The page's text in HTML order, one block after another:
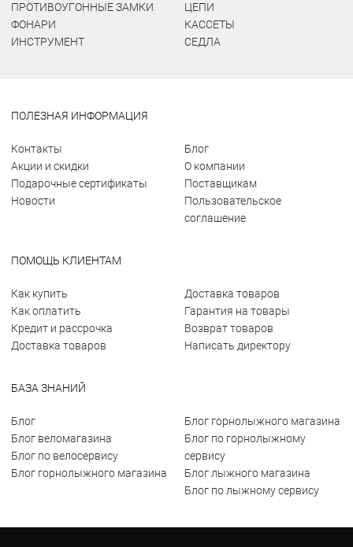
ПРОТИВОУГОННЫЕ ЗАМКИ
ФОНАРИ
ИНСТРУМЕНТ
ЦЕПИ
КАССЕТЫ
СЕДЛА
ПОЛЕЗНАЯ ИНФОРМАЦИЯ
Контакты
Акции и скидки
Подарочные сертификаты
Новости
Блог
О компании
Поставщикам
Пользовательское
соглашение
ПОМОЩЬ КЛИЕНТАМ
Как купить
Как оплатить
Кредит и рассрочка
Доставка товаров
Доставка товаров
Гарантия на товары
Возврат товаров
Написать директору
БАЗА ЗНАНИЙ
Блог
Блог веломагазина
Блог по велосервису
Блог горнолыжного магазина
Блог горнолыжного магазина
Блог по горнолыжному
сервису
Блог лыжного магазина
Блог по лыжному сервису